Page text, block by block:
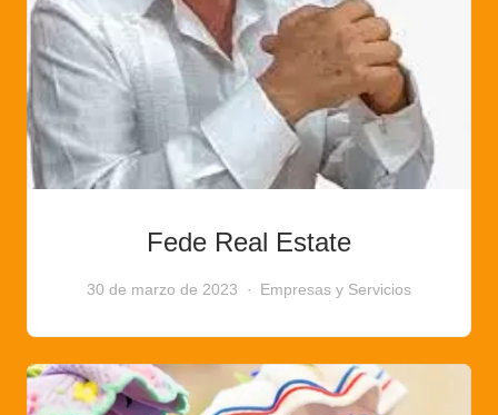
Fede Real Estate
30 de marzo de 2023 Empresas y Servicios